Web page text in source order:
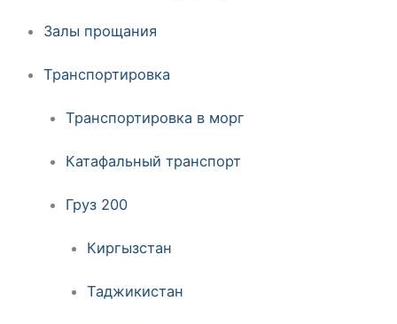
Залы прощания
Транспортировка
Транспортировка в морг
Катафальный транспорт
Груз 200
Киргызстан
Таджикистан